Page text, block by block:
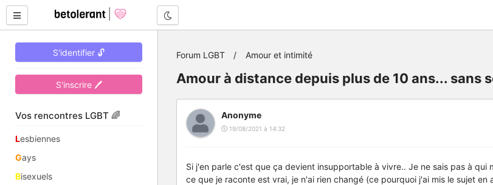
S'identifier 🔓
S'inscrire 🖊
Vos rencontres LGBT 🌈
Lesbiennes
Gays
Bisexuels
Forum LGBT Amour et intimité
Amour à distance depuis plus de 10 ans... sans
Anonyme
19/08/2021 à 14:32
Si j'en parle c'est que ça devient insupportable à vivre.. Je ne sais pas à qui
ce que je raconte est vrai, je n'ai rien changé (ce pourquoi j'ai mis le sujet en